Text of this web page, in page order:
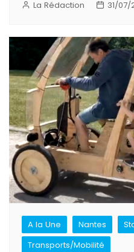
La Rédaction 31/07/
A la Une Nantes
Transports/Mobilité